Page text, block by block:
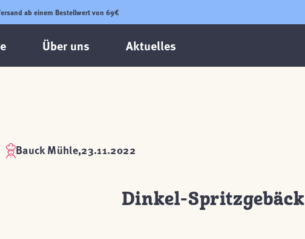
ab einem Bestellwert von 69€
Über uns Aktuelles
Bauck Mühle,23.11.2022
Dinkel-Spritzgebäck